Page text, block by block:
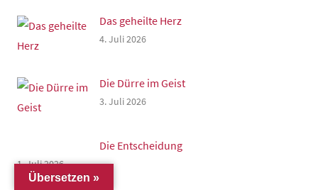
Das geheilte Herz
4. Juli 2026
Die Dürre im Geist
3. Juli 2026
Die Entscheidung
1. Juli 2026
Übersetzen »